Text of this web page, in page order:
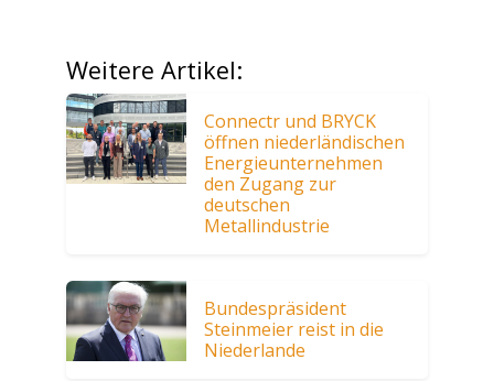
Weitere Artikel:
Connectr und BRYCK
öffnen niederländischen
Energieunternehmen
den Zugang zur
deutschen
Metallindustrie
Bundespräsident
Steinmeier reist in die
Niederlande